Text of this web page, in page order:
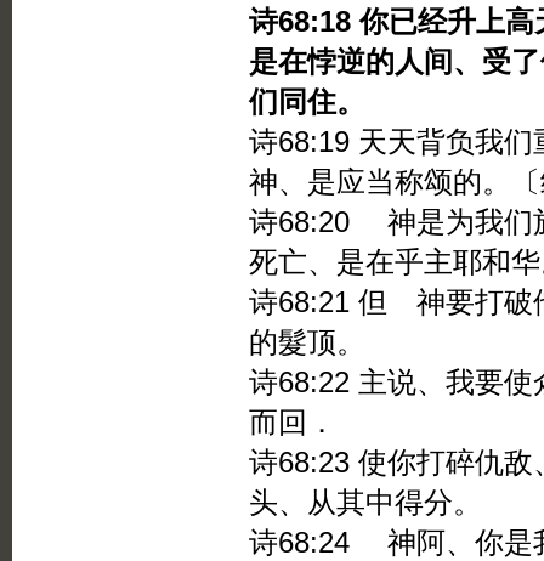
诗68:18 你已经升上
是在悖逆的人间、受
们同住。
诗68:19 天天背负我
神、是应当称颂的。
诗68:20 神是为我们
死亡、是在乎主耶和
诗68:21 但 神要打破
的髮顶。
诗68:22 主说、我要
而回．
诗68:23 使你打碎仇
头、从其中得分。
诗68:24 神阿、你是